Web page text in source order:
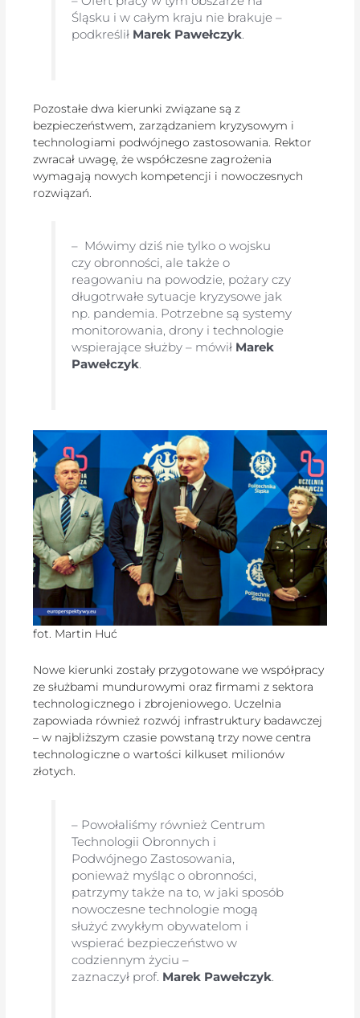
Śląsku i w całym kraju nie brakuje –
podkreślił Marek Pawełczyk.
Pozostałe dwa kierunki związane są z
bezpieczeństwem, zarządzaniem kryzysowym i
technologiami podwójnego zastosowania. Rektor
zwracał uwagę, że współczesne zagrożenia
wymagają nowych kompetencji i nowoczesnych
rozwiązań.
– Mówimy dziś nie tylko o wojsku
czy obronności, ale także o
reagowaniu na powodzie, pożary czy
długotrwałe sytuacje kryzysowe jak
np. pandemia. Potrzebne są systemy
monitorowania, drony i technologie
wspierające służby – mówił Marek
Pawełczyk.
fot. Martin Huć
Nowe kierunki zostały przygotowane we współpracy
ze służbami mundurowymi oraz firmami z sektora
technologicznego i zbrojeniowego. Uczelnia
zapowiada również rozwój infrastruktury badawczej
– w najbliższym czasie powstaną trzy nowe centra
technologiczne o wartości kilkuset milionów
złotych.
– Powołaliśmy również Centrum
Technologii Obronnych i
Podwójnego Zastosowania,
ponieważ myśląc o obronności,
patrzymy także na to, w jaki sposób
nowoczesne technologie mogą
służyć zwykłym obywatelom i
wspierać bezpieczeństwo w
codziennym życiu –
zaznaczył prof. Marek Pawełczyk.